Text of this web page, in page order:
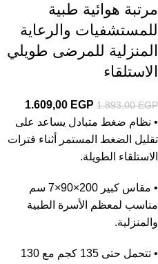
مرتبة هوائية طبية
للمستشفيات والرعاية
المنزلية للمرضى طويلي
الاستلقاء
1.893,00EGP
1.609,00 EGP
• نظام ضغط متبادل يساعد على
تقليل الضغط المستمر أثناء فترات
الاستلقاء الطويلة.
• مقاس كبير 200×90×7 سم
مناسب لمعظم الأسرة الطبية
والمنزلية.
• تتحمل حتى 135 كجم مع 130